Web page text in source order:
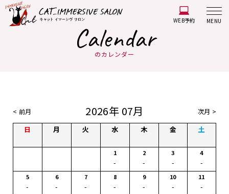
WEB予約 MENU
Calendar
のカレンダー
< 前月 2026年 07月 次月 >
日 月 火 水 木 金 土
1
-
2
-
3
-
4
-
5
-
6
-
7
-
8
-
9
-
10
-
11
-